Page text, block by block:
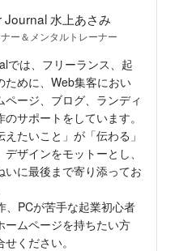
Journal 水上あさみ
ー＆メンタルトレーナー
では、フリーランス、起
ために、Web集客におい
ページ、ブログ、ランディ
サポートをしています。
たいこと」が「伝わる」
ザインをモットーとし、
いに最後まで寄り添ってお
、PCが苦手な起業初心者
ームページを持ちたい方
ください。